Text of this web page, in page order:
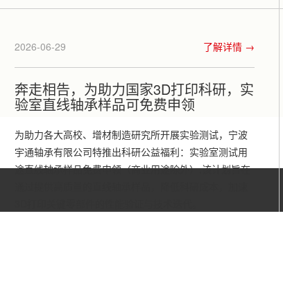
2026-06-29 了解详情 →
奔走相告，为助力国家3D打印科研，实
验室直线轴承样品可免费申领
为助力各大高校、增材制造研究所开展实验测试，宁波
宇通轴承有限公司特推出科研公益福利：实验室测试用
途直线轴承样品免费申领（商业用途除外）,该计划旨在